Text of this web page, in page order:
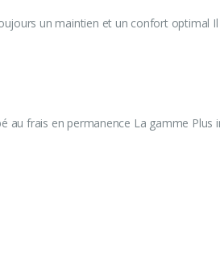
un maintien et un confort optimal
au frais en permanence La gamme